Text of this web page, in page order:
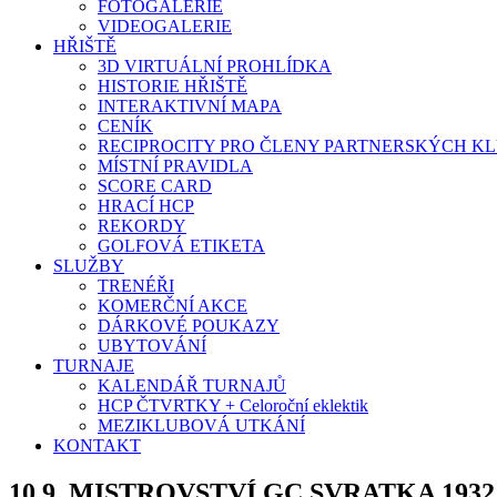
FOTOGALERIE
VIDEOGALERIE
HŘIŠTĚ
3D VIRTUÁLNÍ PROHLÍDKA
HISTORIE HŘIŠTĚ
INTERAKTIVNÍ MAPA
CENÍK
RECIPROCITY PRO ČLENY PARTNERSKÝCH
MÍSTNÍ PRAVIDLA
SCORE CARD
HRACÍ HCP
REKORDY
GOLFOVÁ ETIKETA
SLUŽBY
TRENÉŘI
KOMERČNÍ AKCE
DÁRKOVÉ POUKAZY
UBYTOVÁNÍ
TURNAJE
KALENDÁŘ TURNAJŮ
HCP ČTVRTKY + Celoroční eklektik
MEZIKLUBOVÁ UTKÁNÍ
KONTAKT